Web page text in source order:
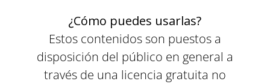
¿Cómo puedes usarlas?
Estos contenidos son puestos a
disposición del público en general a
través de una licencia gratuita no